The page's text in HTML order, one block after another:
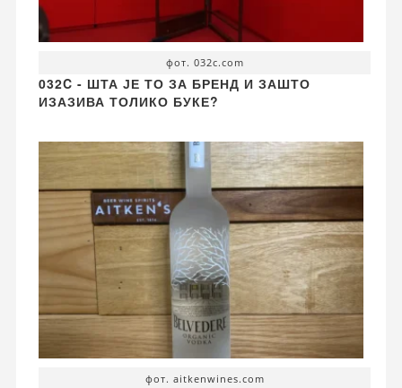
фот. 032c.com
032C - ШТА ЈЕ ТО ЗА БРЕНД И ЗАШТО
ИЗАЗИВА ТОЛИКО БУКЕ?
фот. aitkenwines.com